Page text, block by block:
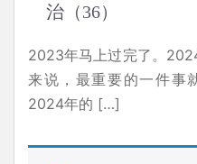
治（36）
2023年马上过完了。
来说，最重要的一件事
2024年的 […]